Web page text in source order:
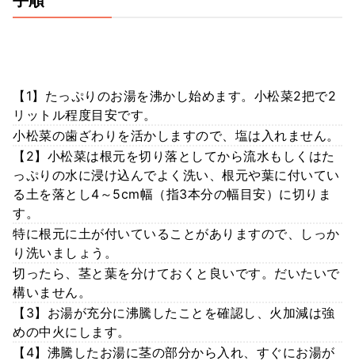
【1】たっぷりのお湯を沸かし始めます。小松菜2把で2
リットル程度目安です。
小松菜の歯ざわりを活かしますので、塩は入れません。
【2】小松菜は根元を切り落としてから流水もしくはた
っぷりの水に浸け込んでよく洗い、根元や葉に付いてい
る土を落とし4～5cm幅（指3本分の幅目安）に切りま
す。
特に根元に土が付いていることがありますので、しっか
り洗いましょう。
切ったら、茎と葉を分けておくと良いです。だいたいで
構いません。
【3】お湯が充分に沸騰したことを確認し、火加減は強
めの中火にします。
【4】沸騰したお湯に茎の部分から入れ、すぐにお湯が